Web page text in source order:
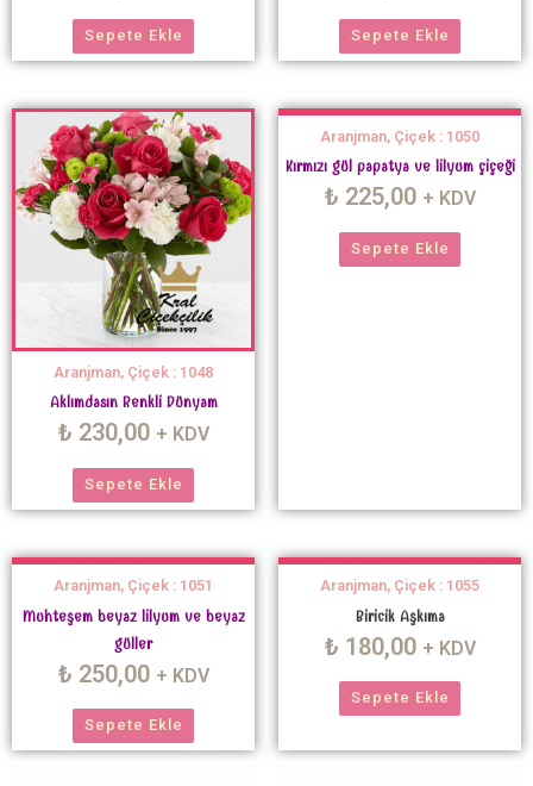
Sepete Ekle Sepete Ekle
Aranjman, Çiçek : 1048
Aklımdasın Renkli Dünyam
₺ 230,00 + KDV
Sepete Ekle
Aranjman, Çiçek : 1050
Kırmızı gül papatya ve lilyum çiçeği
₺ 225,00 + KDV
Sepete Ekle
Aranjman, Çiçek : 1051
Muhteşem beyaz lilyum ve beyaz
güller
₺ 250,00 + KDV
Sepete Ekle
Aranjman, Çiçek : 1055
Biricik Aşkıma
₺ 180,00 + KDV
Sepete Ekle